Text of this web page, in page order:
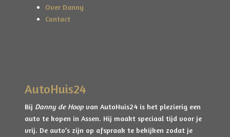
Over Danny
Contact
AutoHuis24
Bij Danny de Hoop van AutoHuis24 is het plezierig een
auto te kopen in Assen. Hij maakt speciaal tijd voor je
vrij. De auto’s zijn op afspraak te bekijken zodat je